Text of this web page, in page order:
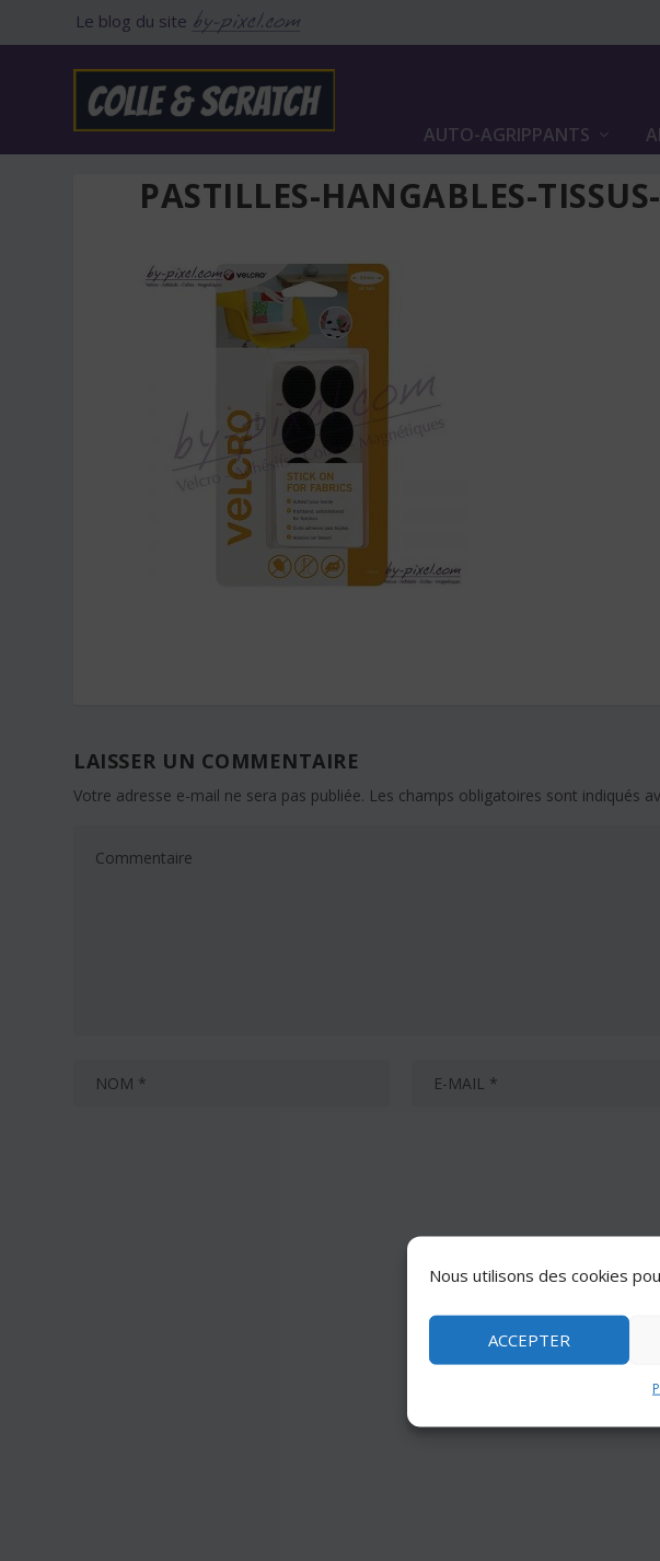
Nous utilisons des cookies
ACCEPTER
Le blog du site
AUTO-AGRIPPANTS
PASTILLES-HANGABLES-
LAISSER UN COMMENTAIRE
Votre adresse e-mail ne sera pas publiée. Les champs obligatoires sont indiqués